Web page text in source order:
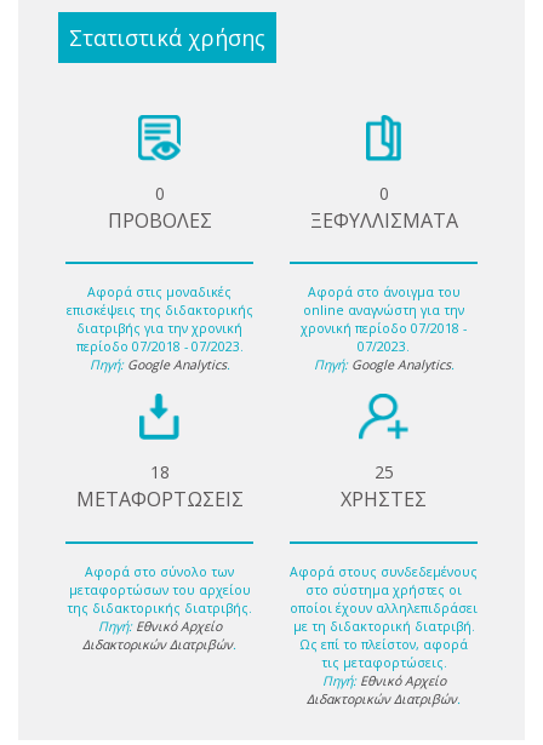
Στατιστικά χρήσης
0
ΠΡΟΒΟΛΕΣ
Αφορά στις μοναδικές
επισκέψεις της διδακτορικής
διατριβής για την χρονική
περίοδο 07/2018 - 07/2023.
Πηγή: Google Analytics.
0
ΞΕΦΥΛΛΙΣΜΑΤΑ
Αφορά στο άνοιγμα του
online αναγνώστη για την
χρονική περίοδο 07/2018 -
07/2023.
Πηγή: Google Analytics.
18
ΜΕΤΑΦΟΡΤΩΣΕΙΣ
Αφορά στο σύνολο των
μεταφορτώσων του αρχείου
της διδακτορικής διατριβής.
Πηγή: Εθνικό Αρχείο
Διδακτορικών Διατριβών.
25
ΧΡΗΣΤΕΣ
Αφορά στους συνδεδεμένους
στο σύστημα χρήστες οι
οποίοι έχουν αλληλεπιδράσει
με τη διδακτορική διατριβή.
Ως επί το πλείστον, αφορά
τις μεταφορτώσεις.
Πηγή: Εθνικό Αρχείο
Διδακτορικών Διατριβών.